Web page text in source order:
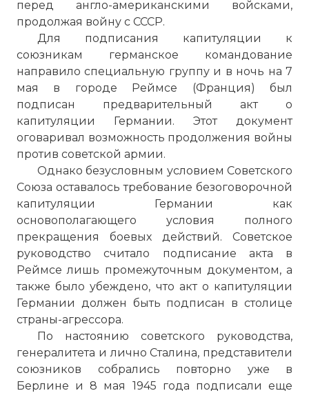
перед англо-американскими войсками,
продолжая войну с СССР.
Для подписания капитуляции к
союзникам германское командование
направило специальную группу и в ночь на 7
мая в городе Реймсе (Франция) был
подписан предварительный акт о
капитуляции Германии. Этот документ
оговаривал возможность продолжения войны
против советской армии.
Однако безусловным условием Советского
Союза оставалось требование безоговорочной
капитуляции Германии как
основополагающего условия полного
прекращения боевых действий. Советское
руководство считало подписание акта в
Реймсе лишь промежуточным документом, а
также было убеждено, что акт о капитуляции
Германии должен быть подписан в столице
страны-агрессора.
По настоянию советского руководства,
генералитета и лично Сталина, представители
союзников собрались повторно уже в
Берлине и 8 мая 1945 года подписали еще